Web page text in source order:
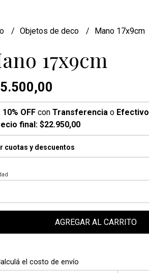
Objetos de deco Mano 17x9cm
17x9cm
10% OFFcon Transferenciao Efectivo
final: $22.950,00
cuotas y descuentos
AGREGAR AL CARRITO
el costo de envío